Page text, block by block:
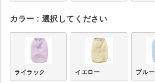
カラー 選択してください
ライラック イエロー ブルー